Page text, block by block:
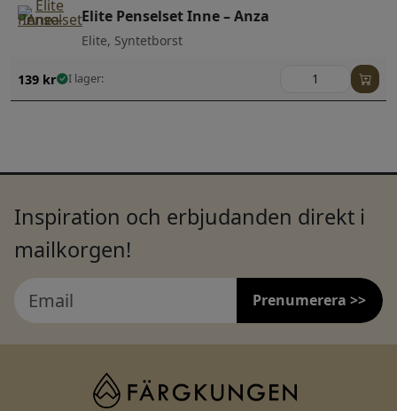
Elite Penselset Inne – Anza
Elite, Syntetborst
139 kr I lager:
Inspiration och erbjudanden direkt i
mailkorgen!
Prenumerera >>